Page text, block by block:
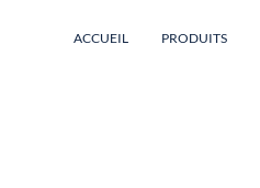
ACCUEIL PRODUITS